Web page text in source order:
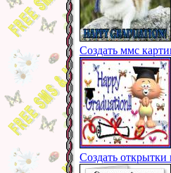
Создать ммс
Создать